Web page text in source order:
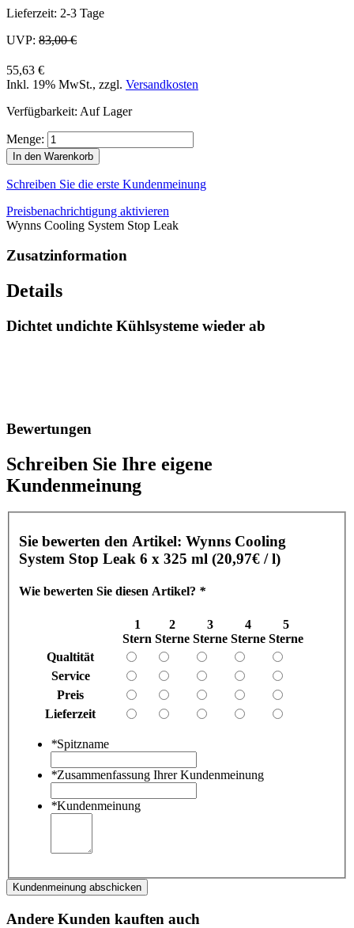
Lieferzeit: 2-3 Tage
UVP: 83,00 €
55,63 €
Inkl. 19% MwSt., zzgl. Versandkosten
Verfügbarkeit: Auf Lager
Menge:
In den Warenkorb
Schreiben Sie die erste Kundenmeinung
Preisbenachrichtigung aktivieren
Wynns Cooling System Stop Leak
Zusatzinformation
Details
Dichtet undichte Kühlsysteme wieder ab
Bewertungen
Schreiben Sie Ihre eigene
Kundenmeinung
Sie bewerten den Artikel: Wynns Cooling
System Stop Leak 6 x 325 ml (20,97€ / l)
Wie bewerten Sie diesen Artikel? *
1
Stern
2
Sterne
3
Sterne
4
Sterne
5
Sterne
Qualtität
Service
Preis
Lieferzeit
*Spitzname
*Zusammenfassung Ihrer Kundenmeinung
*Kundenmeinung
Kundenmeinung abschicken
Andere Kunden kauften auch